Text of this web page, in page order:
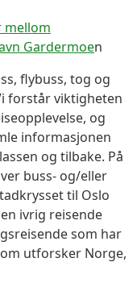
mellom
Gardermoen
flybuss, tog og
forstår viktigheten
og
informasjonen
og tilbake. På
buss- og/eller
til Oslo
ivrig reisende
som har
utforsker Norge,